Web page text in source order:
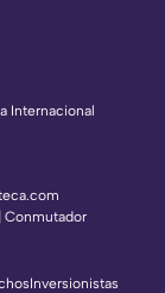
Internacional
Inversionistas